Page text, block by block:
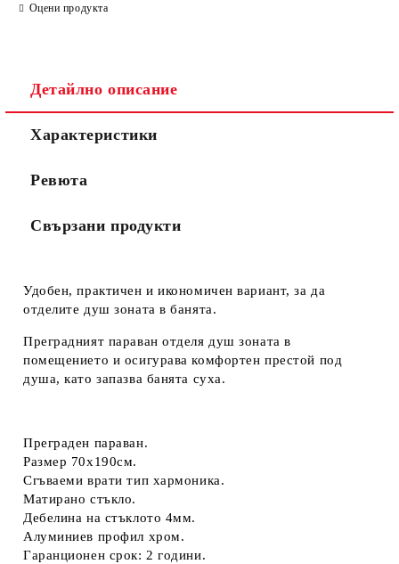
Оцени продукта
Детайлно описание
Характеристики
Ревюта
Свързани продукти
Удобен, практичен и икономичен вариант, за да
отделите душ зоната в банята.
Преградният параван отделя душ зоната в
помещението и осигурава комфортен престой под
душа, като запазва банята суха.
Преграден параван.
Размер 70х190см.
Сгъваеми врати тип хармоника.
Матирано стъкло.
Дебелина на стъклото 4мм.
Алуминиев профил хром.
Гаранционен срок: 2 години.